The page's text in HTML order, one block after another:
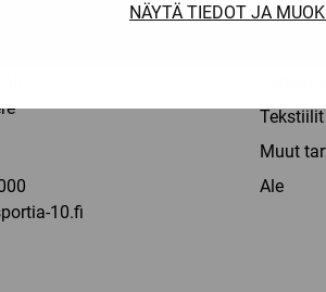
NÄYTÄ TIEDOT JA
10.fi
Tekstiilit
Muut
Ale